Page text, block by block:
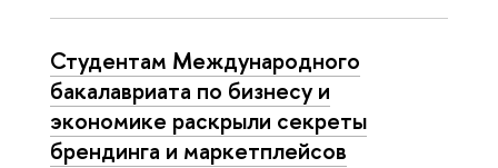
Студентам Международного
бакалавриата по бизнесу и
экономике раскрыли секреты
брендинга и маркетплейсов